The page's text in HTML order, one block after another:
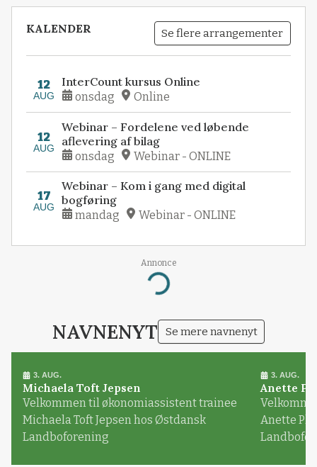
KALENDER Se flere arrangementer
12
AUG
InterCount kursus Online
onsdag Online
12
AUG
Webinar – Fordelene ved løbende
aflevering af bilag
onsdag Webinar - ONLINE
17
AUG
Webinar – Kom i gang med digital
bogføring
mandag Webinar - ONLINE
Annonce
Loading...
NAVNENYT Se mere navnenyt
3. AUG.
Michaela Toft Jepsen
Velkommen til økonomiassistent trainee
Michaela Toft Jepsen hos Østdansk
Landboforening
3. AUG.
Anette
Anette